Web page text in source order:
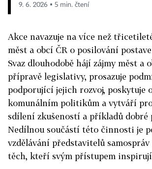
9. 6. 2026 ▪ 5 min. čtení
Akce navazuje na více než
měst a obcí ČR o posilování
Svaz dlouhodobě hájí zájmy měst a
přípravě legislativy, prosazuje
podporující jejich rozvoj, poskytuje
komunálním politikům a vytváří
sdílení zkušeností a příkladů dobré
Nedílnou součástí této činnosti je
vzdělávání představitelů samospráv
těch, kteří svým přístupem